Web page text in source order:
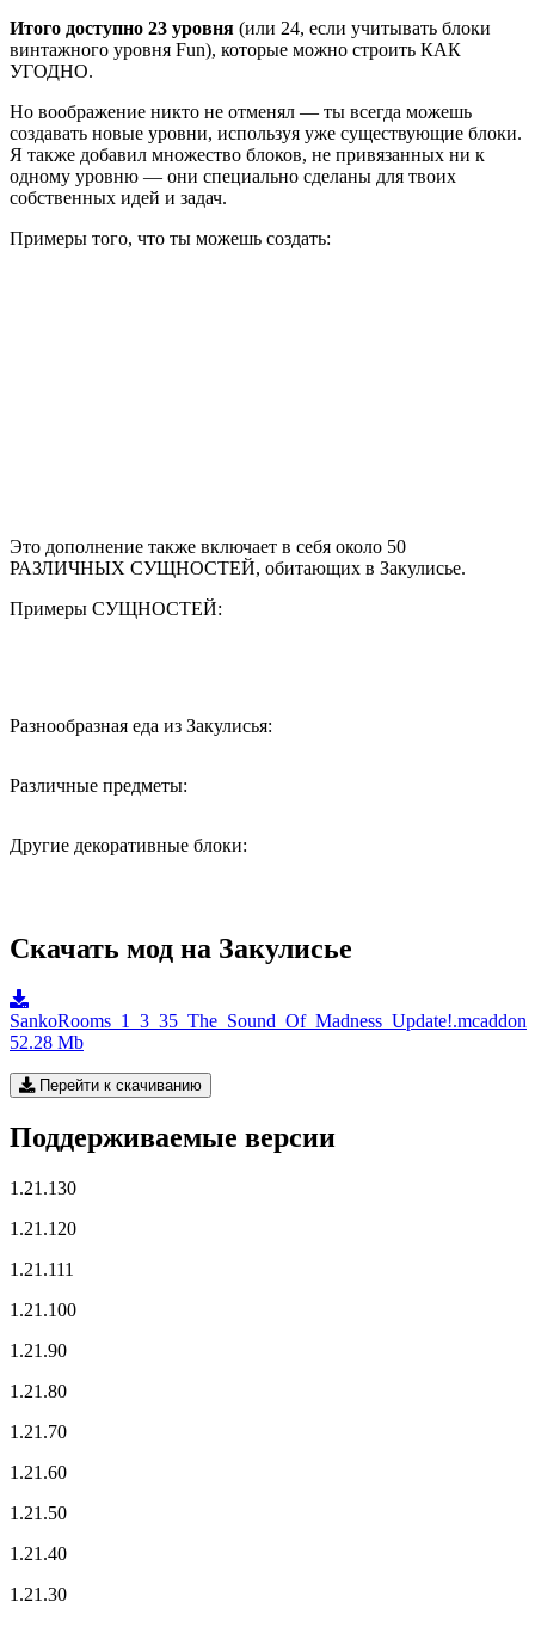
Итого доступно 23 уровня (или 24, если учитывать блоки
винтажного уровня Fun), которые можно строить КАК
УГОДНО.
Но воображение никто не отменял — ты всегда можешь
создавать новые уровни, используя уже существующие блоки.
Я также добавил множество блоков, не привязанных ни к
одному уровню — они специально сделаны для твоих
собственных идей и задач.
Примеры того, что ты можешь создать:
Это дополнение также включает в себя около 50
РАЗЛИЧНЫХ СУЩНОСТЕЙ, обитающих в Закулисье.
Примеры СУЩНОСТЕЙ:
Разнообразная еда из Закулисья:
Различные предметы:
Другие декоративные блоки:
Скачать мод на Закулисье
SankoRooms_1_3_35_The_Sound_Of_Madness_Update!.mcaddon
52.28 Mb
Перейти к скачиванию
Поддерживаемые версии
1.21.130
1.21.120
1.21.111
1.21.100
1.21.90
1.21.80
1.21.70
1.21.60
1.21.50
1.21.40
1.21.30